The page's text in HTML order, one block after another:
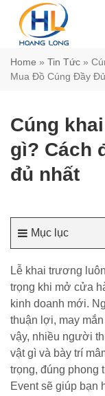
Chuyển
dungHome » Tin Tức »
Mua Đồ Cúng Đầy
Cúng
gì? Cách
đủ nhất
Mục lục
Lễ khai trương
trọng khi mở cửa
kinh doanh mới.
thuận lợi, may
vậy, nhiều người
vật gì và bày trí
trọng, đúng phong
Event sẽ giúp bạn